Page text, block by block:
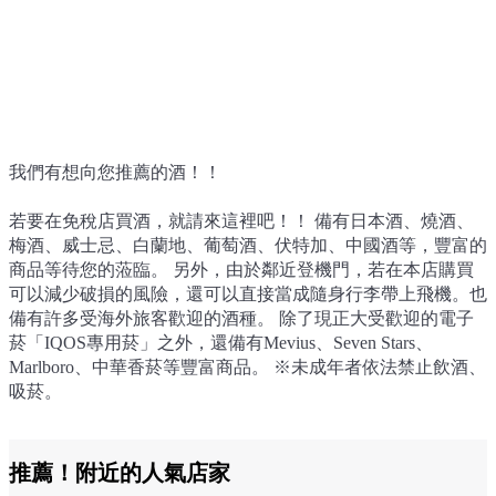
我們有想向您推薦的酒！！
若要在免稅店買酒，就請來這裡吧！！ 備有日本酒、燒酒、
梅酒、威士忌、白蘭地、葡萄酒、伏特加、中國酒等，豐富的
商品等待您的蒞臨。 另外，由於鄰近登機門，若在本店購買
可以減少破損的風險，還可以直接當成隨身行李帶上飛機。也
備有許多受海外旅客歡迎的酒種。 除了現正大受歡迎的電子
菸「IQOS專用菸」之外，還備有Mevius、Seven Stars、
Marlboro、中華香菸等豐富商品。 ※未成年者依法禁止飲酒、
吸菸。
我們有想向您推薦的酒！！
若要在免稅店買酒，就請來這裡吧！！ 備有日本酒、燒酒、
梅酒、威士忌、白蘭地、葡萄酒、伏特加、中國酒等，豐富的
商品等待您的蒞臨。 另外，由於鄰近登機門，若在本店購買
可以減少破損的風險，還可以直接當成隨身行李帶上飛機。也
備有許多受海外旅客歡迎的酒種。 除了現正大受歡迎的電子
菸「IQOS專用菸」之外，還備有Mevius、Seven Stars、
Marlboro、中華香菸等豐富商品。 ※未成年者依法禁止飲酒、
吸菸。
推薦！附近的人氣店家